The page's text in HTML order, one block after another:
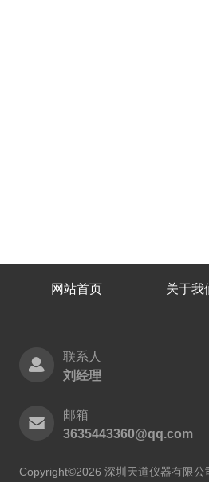
网站首页 关于我
联系人
刘经理
邮箱
3635443360@qq.com
Copyright©2026 深圳天道仪器有限